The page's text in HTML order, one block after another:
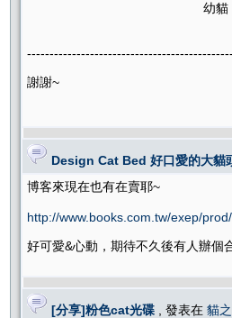
幼貓 2
謝謝~
Design Cat Bed 好口愛的大貓
博客來現在也有在賣耶~
http://www.books.com.tw/exep/
好可愛&心動，期待不久後有人辦個
[分享]粉色cat光碟 , 發表在 貓